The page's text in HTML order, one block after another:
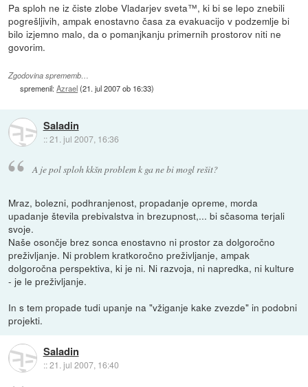
Pa sploh ne iz čiste zlobe Vladarjev sveta™, ki bi se lepo znebili
pogrešljivih, ampak enostavno časa za evakuacijo v podzemlje bi
bilo izjemno malo, da o pomanjkanju primernih prostorov niti ne
govorim.
Zgodovina sprememb…
spremenil:Azrael(21. jul 2007 ob 16:33)
Saladin
::21. jul 2007, 16:36
A je pol sploh kkšn problem k ga ne bi mogl rešit?
Mraz, bolezni, podhranjenost, propadanje opreme, morda
upadanje števila prebivalstva in brezupnost,... bi sčasoma terjali
svoje.
Naše osončje brez sonca enostavno ni prostor za dolgoročno
preživljanje. Ni problem kratkoročno preživljanje, ampak
dolgoročna perspektiva, ki je ni. Ni razvoja, ni napredka, ni kulture
- je le preživljanje.
In s tem propade tudi upanje na "vžiganje kake zvezde" in podobni
projekti.
Saladin
::21. jul 2007, 16:40